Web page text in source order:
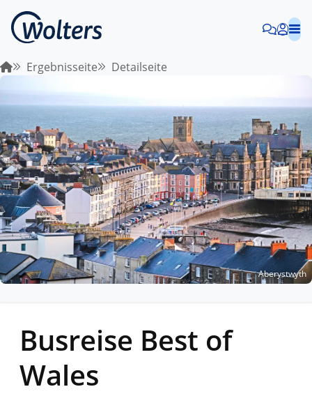
Ergebnisseite Detailseite
Aberystwyth
Busreise Best of
Wales